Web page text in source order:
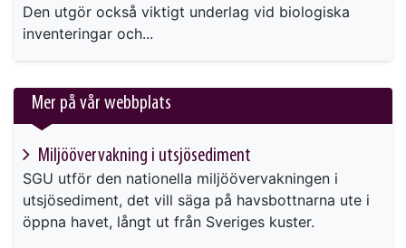
Den utgör också viktigt underlag vid biologiska
inventeringar och...
Mer på vår webbplats
Miljöövervakning i utsjösediment
SGU utför den nationella miljöövervakningen i
utsjösediment, det vill säga på havsbottnarna ute i
öppna havet, långt ut från Sveriges kuster.